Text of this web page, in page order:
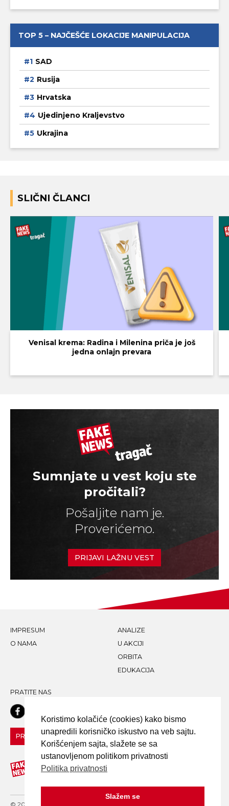
TOP 5 – NAJČEŠĆE LOKACIJE MANIPULACIJA
SAD
Rusija
Hrvatska
Ujedinjeno Kraljevstvo
Ukrajina
SLIČNI ČLANCI
Venisal krema: Radina i Milenina priča je još
jedna onlajn prevara
Sumnjate u vest koju ste
pročitali?
Pošaljite nam je.
Proverićemo.
PRIJAVI LAŽNU VEST
IMPRESUM
O NAMA
ANALIZE
U AKCIJI
ORBITA
EDUKACIJA
PRATITE NAS
PRIJAVI LAŽNU VEST!
© 2020 FAKE NEWS TRAGAČ - ALL RIGHTS RESERVED. DESIGN
Koristimo kolačiće (cookies) kako bismo
unapredili korisničko iskustvo na veb sajtu.
Korišćenjem sajta, slažete se sa
ustanovljenom politikom privatnosti
Politika privatnosti
Slažem se